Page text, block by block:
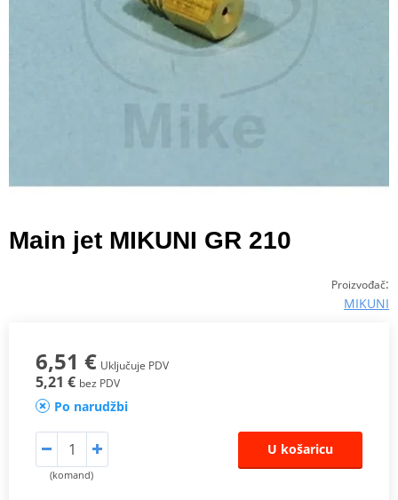
Main jet MIKUNI GR 210
Proizvođač:
MIKUNI
6,51 € Uključuje PDV
5,21 € bez PDV
Po narudžbi
(komand)
U košaricu